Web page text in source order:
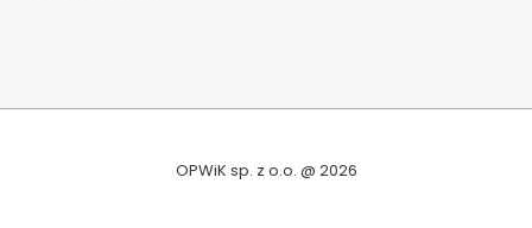
OPWiK sp. z o.o. @ 2026